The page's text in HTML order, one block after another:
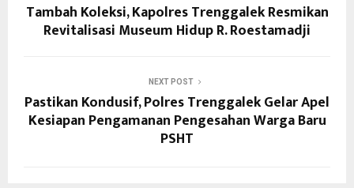
Tambah Koleksi, Kapolres Trenggalek Resmikan
Revitalisasi Museum Hidup R. Roestamadji
NEXT POST
Pastikan Kondusif, Polres Trenggalek Gelar Apel
Kesiapan Pengamanan Pengesahan Warga Baru
PSHT